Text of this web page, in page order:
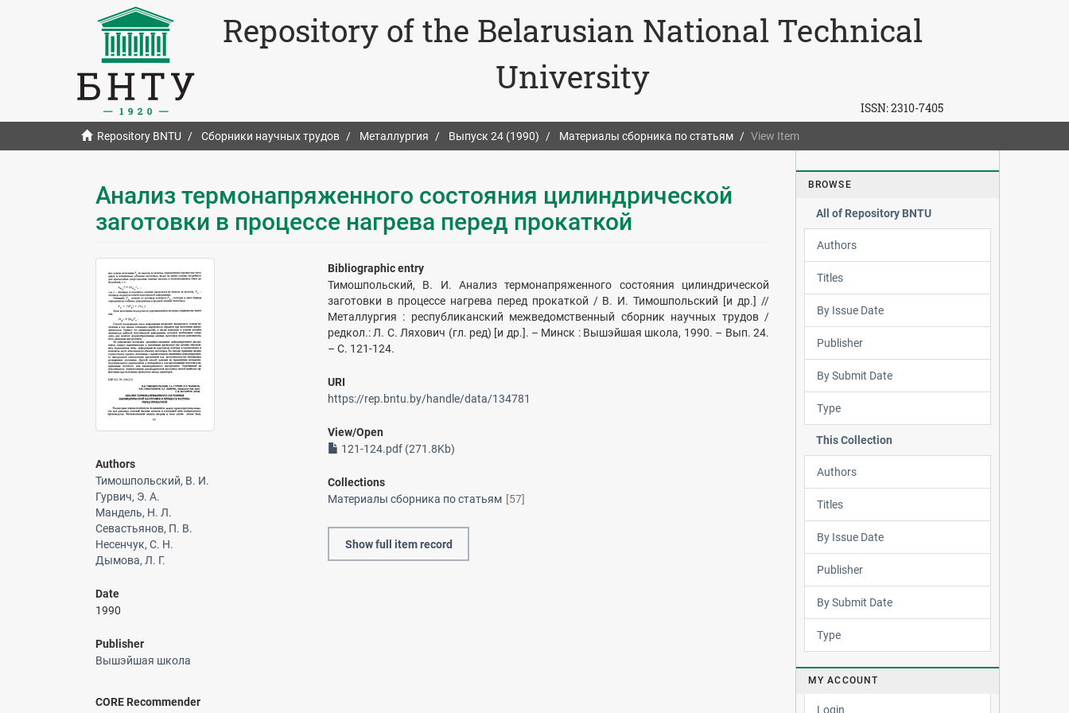
Repository of the Belarusian National Technical
University
ISSN:2310-7405
Repository BNTU Сборники научных трудов Металлургия Выпуск 24 (1990) Материалы сборника по статьям View Item
Анализ термонапряженного состояния цилиндрической
заготовки в процессе нагрева перед прокаткой
Authors
Тимошпольский, В. И.
Гурвич, Э. А.
Мандель, Н. Л.
Севастьянов, П. В.
Несенчук, С. Н.
Дымова, Л. Г.
Date
1990
Publisher
Вышэйшая школа
Bibliographic entry
Тимошпольский, В. И. Анализ термонапряженного состояния цилиндрической
заготовки в процессе нагрева перед прокаткой / В. И. Тимошпольский [и др.] //
Металлургия : республиканский межведомственный сборник научных трудов /
редкол.: Л. С. Ляхович (гл. ред) [и др.]. – Минск : Вышэйшая школа, 1990. – Вып. 24.
– С. 121-124.
URI
https://rep.bntu.by/handle/data/134781
View/Open
121-124.pdf (271.8Kb)
Collections
Материалы сборника по статьям [57]
Show full item record
CORE Recommender
BROWSE
All of Repository BNTU
Authors
Titles
By Issue Date
Publisher
By Submit Date
Type
This Collection
Authors
Titles
By Issue Date
Publisher
By Submit Date
Type
MY ACCOUNT
Login